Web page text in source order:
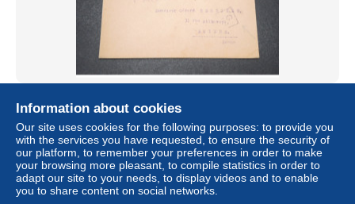
en 1945 - L 15291
± $11.53
Status Professional
Information about cookies
Our site uses cookies for the following purposes: to provide you
with the services you have requested, to ensure the security of
our platform, to remember your preferences in order to make
your browsing more pleasant, to compile statistics in order to
adapt our site to your needs, to display videos and to enable
you to share content on social networks.